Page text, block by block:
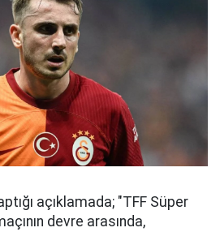
açıklamada; "TFF Süper
devre arasında,